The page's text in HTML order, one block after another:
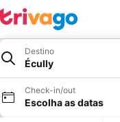
Destino
Écully
Check-in/out
Escolha as datas